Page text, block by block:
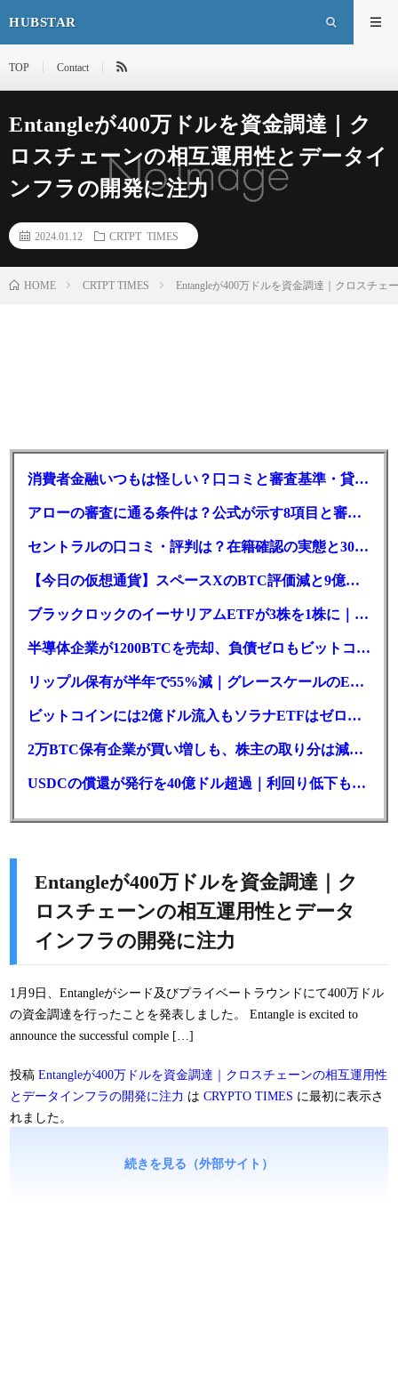
HUBSTAR
TOP Contact
Entangleが400万ドルを資金調達｜ク
ロスチェーンの相互運用性とデータイ
ンフラの開発に注力
2024.01.12 CRTPT TIMES
HOME CRTPT TIMES Entangleが400万ドルを資金調達｜クロスチ
消費者金融いつもは怪しい？口コミと審査基準・貸付条件を調査
アローの審査に通る条件は？公式が示す8項目と審査時間
セントラルの口コミ・評判は？在籍確認の実態と30日金利0円の落とし穴
【今日の仮想通貨】スペースXのBTC評価減と9億株の解禁。208億円相当のBTCが盗難
ブラックロックのイーサリアムETFが3株を1株に｜年初来37%安
半導体企業が1200BTCを売却、負債ゼロもビットコイン戦略は後退
リップル保有が半年で55%減｜グレースケールのETF、純資産1.6億ドル減
ビットコインには2億ドル流入もソラナETFはゼロ｜5営業日連続で停止
2万BTC保有企業が買い増しも、株主の取り分は減少｜目標と逆行
USDCの償還が発行を40億ドル超過｜利回り低下も収益は増加
Entangleが400万ドルを資金調達｜ク
ロスチェーンの相互運用性とデータ
インフラの開発に注力
1月9日、Entangleがシード及びプライベートラウンドにて400万ドル
の資金調達を行ったことを発表しました。 Entangle is excited to
announce the successful comple […]
投稿 Entangleが400万ドルを資金調達｜クロスチェーンの相互運用性
とデータインフラの開発に注力 は CRYPTO TIMES に最初に表示さ
れました。
続きを見る（外部サイト）